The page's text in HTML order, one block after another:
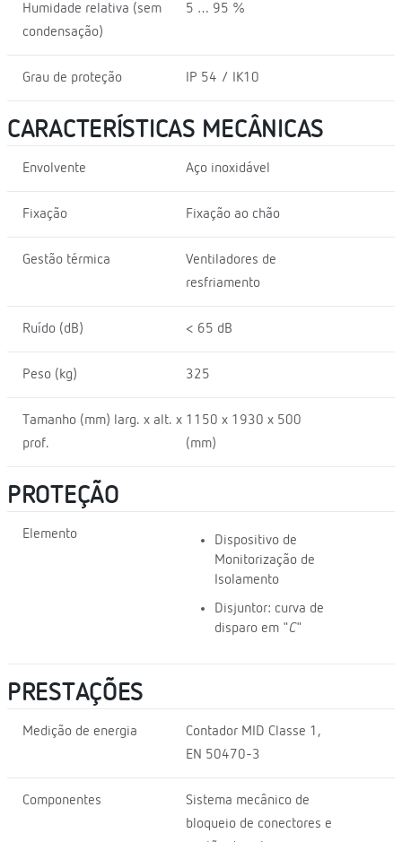
Humidade relativa (sem
condensação)
5 … 95 %
Grau de proteção IP 54 / IK10
CARACTERÍSTICAS MECÂNICAS
Envolvente Aço inoxidável
Fixação Fixação ao chão
Gestão térmica
Ventiladores de
resfriamento
Ruído (dB) < 65 dB
Peso (kg) 325
Tamanho (mm) larg. x alt. x
prof.
1150 x 1930 x 500
(mm)
PROTEÇÃO
Elemento
Dispositivo de
Monitorização de
Isolamento
Disjuntor: curva de
disparo em "C"
PRESTAÇÕES
Medição de energia
Contador MID Classe 1,
EN 50470-3
Componentes
Sistema mecânico de
bloqueio de conectores e